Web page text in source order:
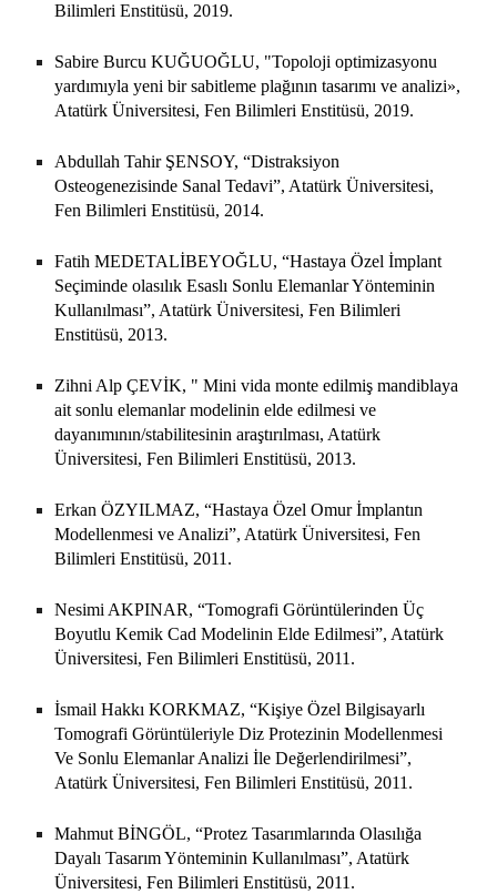
Bilimleri Enstitüsü, 2019.
Sabire Burcu KUĞUOĞLU, "Topoloji optimizasyonu
yardımıyla yeni bir sabitleme plağının tasarımı ve analizi»,
Atatürk Üniversitesi, Fen Bilimleri Enstitüsü, 2019.
Abdullah Tahir ŞENSOY, “Distraksiyon
Osteogenezisinde Sanal Tedavi”, Atatürk Üniversitesi,
Fen Bilimleri Enstitüsü, 2014.
Fatih MEDETALİBEYOĞLU, “Hastaya Özel İmplant
Seçiminde olasılık Esaslı Sonlu Elemanlar Yönteminin
Kullanılması”, Atatürk Üniversitesi, Fen Bilimleri
Enstitüsü, 2013.
Zihni Alp ÇEVİK, " Mini vida monte edilmiş mandiblaya
ait sonlu elemanlar modelinin elde edilmesi ve
dayanımının/stabilitesinin araştırılması, Atatürk
Üniversitesi, Fen Bilimleri Enstitüsü, 2013.
Erkan ÖZYILMAZ, “Hastaya Özel Omur İmplantın
Modellenmesi ve Analizi”, Atatürk Üniversitesi, Fen
Bilimleri Enstitüsü, 2011.
Nesimi AKPINAR, “Tomografi Görüntülerinden Üç
Boyutlu Kemik Cad Modelinin Elde Edilmesi”, Atatürk
Üniversitesi, Fen Bilimleri Enstitüsü, 2011.
İsmail Hakkı KORKMAZ, “Kişiye Özel Bilgisayarlı
Tomografi Görüntüleriyle Diz Protezinin Modellenmesi
Ve Sonlu Elemanlar Analizi İle Değerlendirilmesi”,
Atatürk Üniversitesi, Fen Bilimleri Enstitüsü, 2011.
Mahmut BİNGÖL, “Protez Tasarımlarında Olasılığa
Dayalı Tasarım Yönteminin Kullanılması”, Atatürk
Üniversitesi, Fen Bilimleri Enstitüsü, 2011.